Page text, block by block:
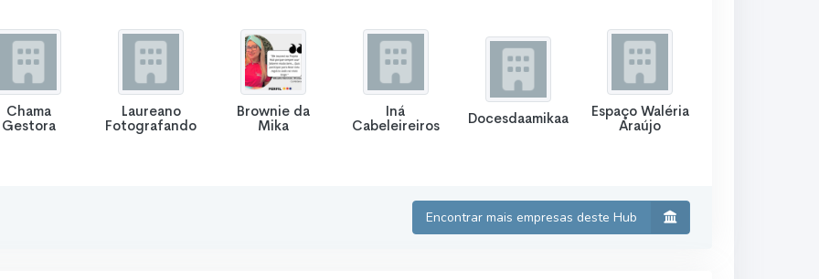
Chama
Gestora
Laureano
Fotografando
Brownie da
Mika
Iná
Cabeleireiros
Docesdaamikaa
Espaço Waléria
Araújo
Encontrar mais empresas deste Hub